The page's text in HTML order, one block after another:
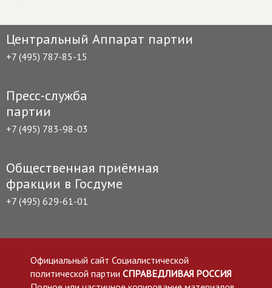
Центральный Аппарат партии
+7 (495) 787-85-15
Пресс-служба
партии
+7 (495) 783-98-03
Общественная приёмная
фракции в Госдуме
+7 (495) 629-61-01
Официальный сайт Социалистической
политической партии СПРАВЕДЛИВАЯ РОССИЯ